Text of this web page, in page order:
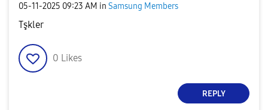
‎05-11-2025 09:23 AM in Samsung Members
Tşkler
0 Likes
REPLY